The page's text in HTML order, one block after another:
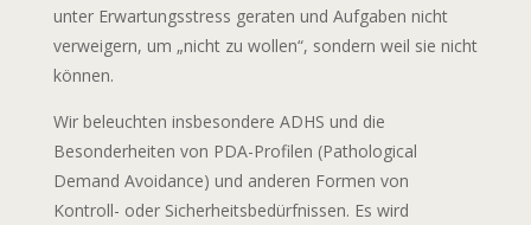
unter Erwartungsstress geraten und Aufgaben nicht
verweigern, um „nicht zu wollen“, sondern weil sie nicht
können.
Wir beleuchten insbesondere ADHS und die
Besonderheiten von PDA-Profilen (Pathological
Demand Avoidance) und anderen Formen von
Kontroll- oder Sicherheitsbedürfnissen. Es wird